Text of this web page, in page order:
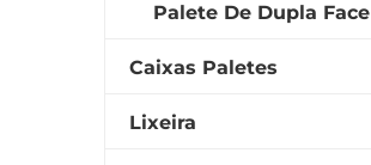
Palete De Dupla Face
Caixas Paletes
Lixeira